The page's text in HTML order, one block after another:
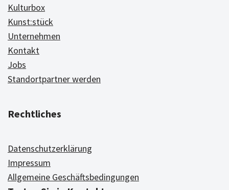
Kulturbox
Kunst:stück
Unternehmen
Kontakt
Jobs
Standortpartner werden
Rechtliches
Datenschutzerklärung
Impressum
Allgemeine Geschäftsbedingungen